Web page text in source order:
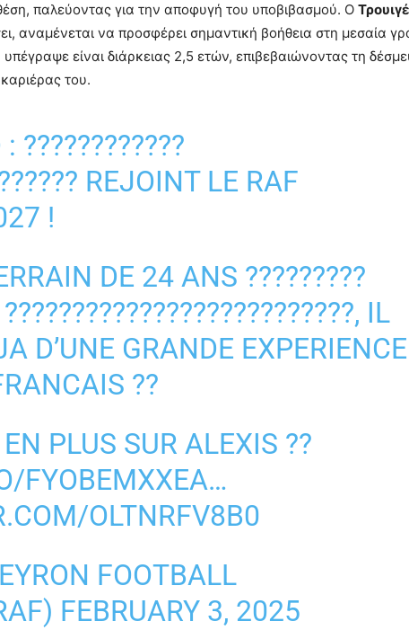
παλεύοντας για την αποφυγή του υποβιβασμού. Ο Τρουιγέ
αναμένεται να προσφέρει σημαντική βοήθεια στη μεσαία
είναι διάρκειας 2,5 ετών, επιβεβαιώνοντας τη
του.
????????????
REJOINT LE RAF
!
DE 24 ANS ?????????
IL
D’UNE GRANDE EXPERIENCE
??
PLUS SUR ALEXIS ??
FYOBEMXXEA…
OLTNRFV8B0
FOOTBALL
FEBRUARY 3, 2025